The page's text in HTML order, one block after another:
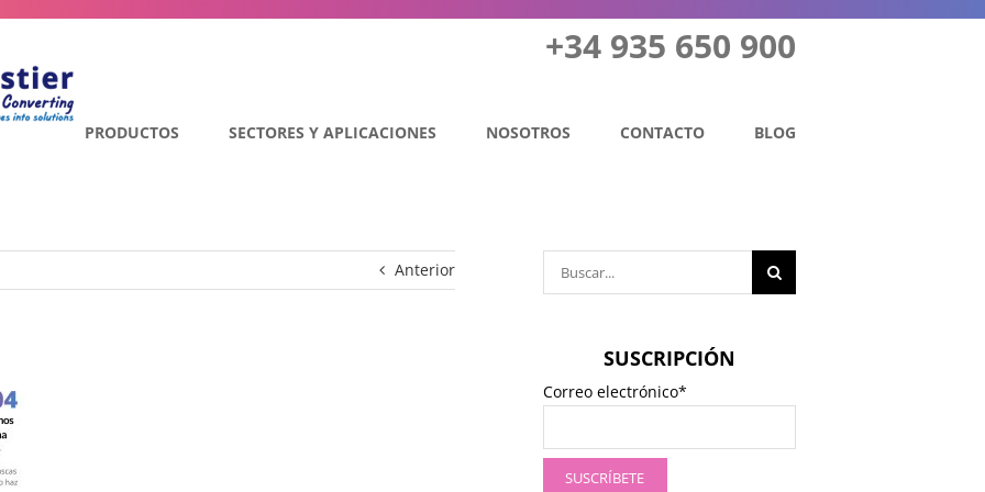
+34 935 650 900
PRODUCTOS SECTORES Y APLICACIONES NOSOTROS CONTACTO BLOG
Anterior
SUSCRIPCIÓN
Correo electrónico*